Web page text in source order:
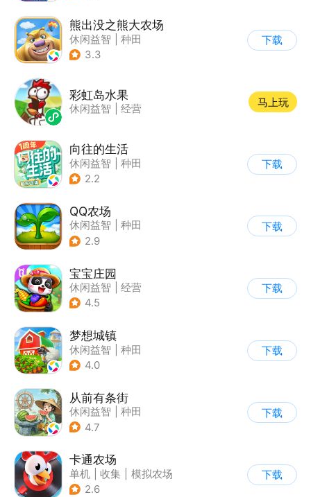
熊出没之熊大农场
休闲益智
种田
| 田园生活
3.3
下载
彩虹岛水果
休闲益智 经营
马上玩
向往的生活
休闲益智
种田
| 影视改编
2.2
下载
QQ农场
休闲益智
种田
| 田园生活
2.9
下载
宝宝庄园
休闲益智
经营
| 田园生活
4.5
下载
梦想城镇
休闲益智
种田
| 田园生活
4.0
下载
从前有条街
休闲益智
种田
| 田园生活
4.7
下载
卡通农场
单机 收集
模拟农场
| 卡通
2.6
下载